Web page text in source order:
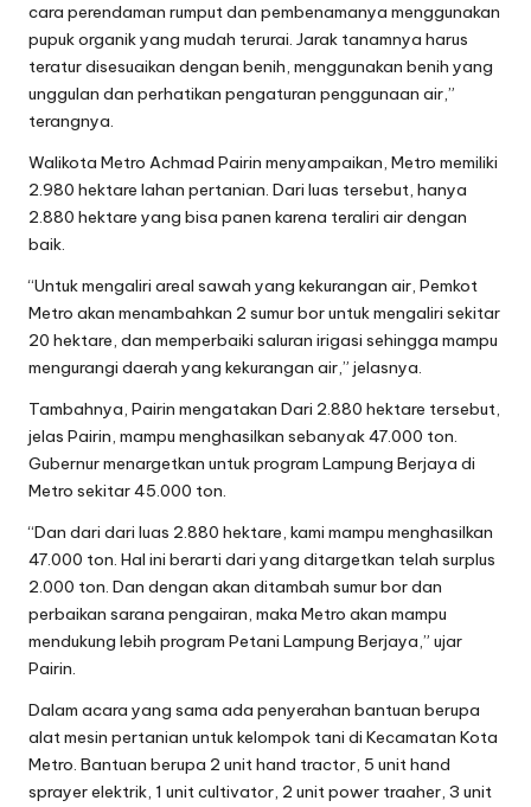
cara perendaman rumput dan pembenamanya menggunakan
pupuk organik yang mudah terurai. Jarak tanamnya harus
teratur disesuaikan dengan benih, menggunakan benih yang
unggulan dan perhatikan pengaturan penggunaan air,”
terangnya.
Walikota Metro Achmad Pairin menyampaikan, Metro memiliki
2.980 hektare lahan pertanian. Dari luas tersebut, hanya
2.880 hektare yang bisa panen karena teraliri air dengan
baik.
“Untuk mengaliri areal sawah yang kekurangan air, Pemkot
Metro akan menambahkan 2 sumur bor untuk mengaliri sekitar
20 hektare, dan memperbaiki saluran irigasi sehingga mampu
mengurangi daerah yang kekurangan air,” jelasnya.
Tambahnya, Pairin mengatakan Dari 2.880 hektare tersebut,
jelas Pairin, mampu menghasilkan sebanyak 47.000 ton.
Gubernur menargetkan untuk program Lampung Berjaya di
Metro sekitar 45.000 ton.
“Dan dari dari luas 2.880 hektare, kami mampu menghasilkan
47.000 ton. Hal ini berarti dari yang ditargetkan telah surplus
2.000 ton. Dan dengan akan ditambah sumur bor dan
perbaikan sarana pengairan, maka Metro akan mampu
mendukung lebih program Petani Lampung Berjaya,” ujar
Pairin.
Dalam acara yang sama ada penyerahan bantuan berupa
alat mesin pertanian untuk kelompok tani di Kecamatan Kota
Metro. Bantuan berupa 2 unit hand tractor, 5 unit hand
sprayer elektrik, 1 unit cultivator, 2 unit power traaher, 3 unit